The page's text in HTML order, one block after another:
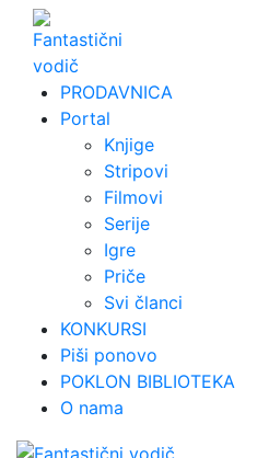
Skip
content
PRODAVNICA
Portal
Knjige
Stripovi
Filmovi
Serije
Igre
Priče
Svi članci
KONKURSI
Piši ponovo
POKLON BIBLIOTEKA
O nama